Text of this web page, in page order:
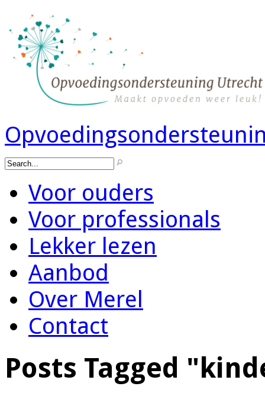
Voor ouders
Voor professionals
Lekker lezen
Aanbod
Over Merel
Contact
Posts Tagged